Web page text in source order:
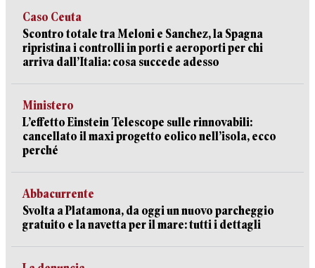
Caso Ceuta
Scontro totale tra Meloni e Sanchez, la Spagna
ripristina i controlli in porti e aeroporti per chi
arriva dall’Italia: cosa succede adesso
Ministero
L’effetto Einstein Telescope sulle rinnovabili:
cancellato il maxi progetto eolico nell’isola, ecco
perché
Abbacurrente
Svolta a Platamona, da oggi un nuovo parcheggio
gratuito e la navetta per il mare: tutti i dettagli